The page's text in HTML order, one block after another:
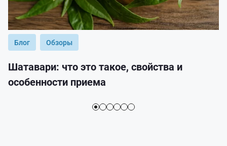
Блог Обзоры
Шатавари: что это такое, свойства и
особенности приема